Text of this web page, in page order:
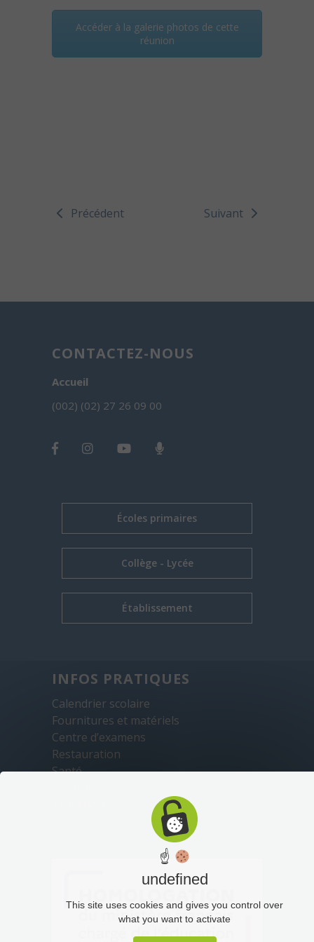
Accéder à la galerie photos de cette
réunion
Précédent Suivant
CONTACTEZ-NOUS
Accueil
(002) (02) 27 26 09 00
Écoles primaires
Collège - Lycée
Établissement
INFOS PRATIQUES
Calendrier scolaire
Fournitures et matériels
Centre d’examens
Restauration
Santé
☝
undefined
This site uses cookies and gives you control over
what you want to activate